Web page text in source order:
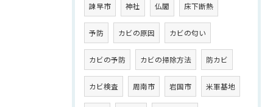
諫早市 神社 仏閣 床下断熱
予防 カビの原因 カビの匂い
カビの予防 カビの掃除方法 防カビ
カビ検査 周南市 岩国市 米軍基地